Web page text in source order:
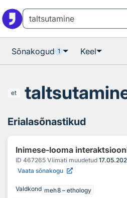
Sõnakogud 1 Keel
et
Erialasõnastikud
Inimese-looma
ID 467265 Viimati muudetud
Vaata sõnakogu
Valdkond meh8 – ethology